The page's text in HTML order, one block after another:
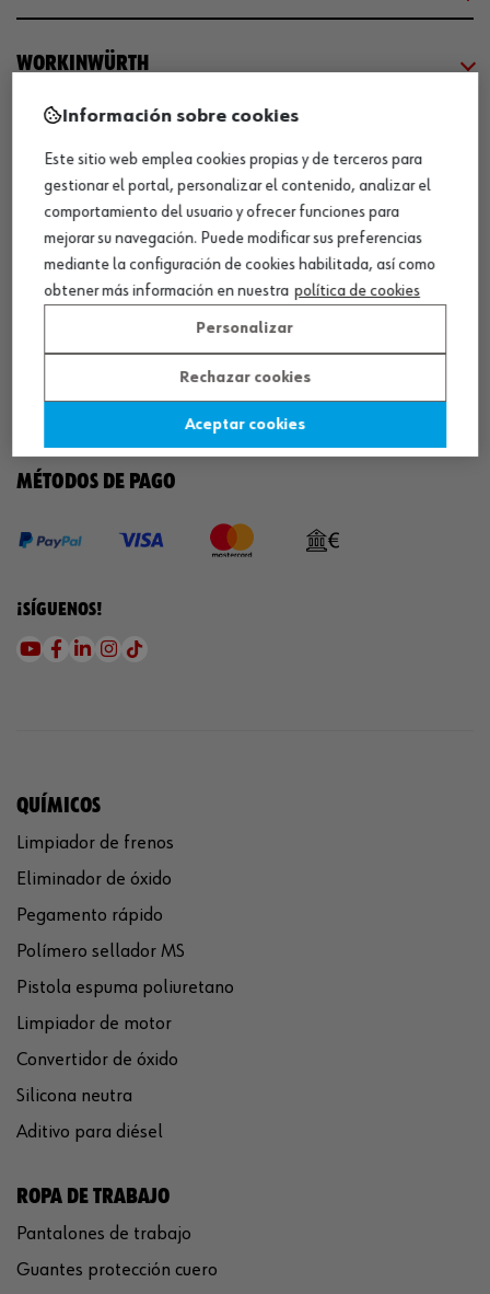
WORKINWÜRTH
¡WÜRTH EMPRESA SOLIDARIA!
¡DESCARGA NUESTRA APP!
MÉTODOS DE PAGO
¡SÍGUENOS!
QUÍMICOS
Limpiador de frenos
Eliminador de óxido
Pegamento rápido
Polímero sellador MS
Pistola espuma poliuretano
Limpiador de motor
Convertidor de óxido
Silicona neutra
Aditivo para diésel
ROPA DE TRABAJO
Pantalones de trabajo
Guantes protección cuero
Información sobre cookies
Este sitio web emplea cookies propias y de terceros para
gestionar el portal, personalizar el contenido, analizar el
comportamiento del usuario y ofrecer funciones para
mejorar su navegación. Puede modificar sus preferencias
mediante la configuración de cookies habilitada, así como
obtener más información en nuestra política de cookies
Personalizar
Rechazar cookies
Aceptar cookies